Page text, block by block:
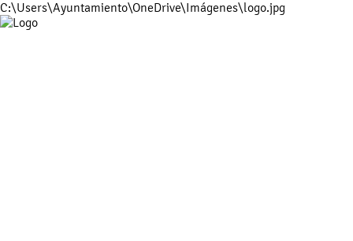
C:\Users\Ayuntamiento\OneDrive\Imágenes\logo.jpg